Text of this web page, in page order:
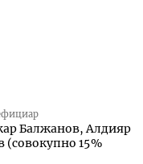
Балжанов, Алдияр
15 %